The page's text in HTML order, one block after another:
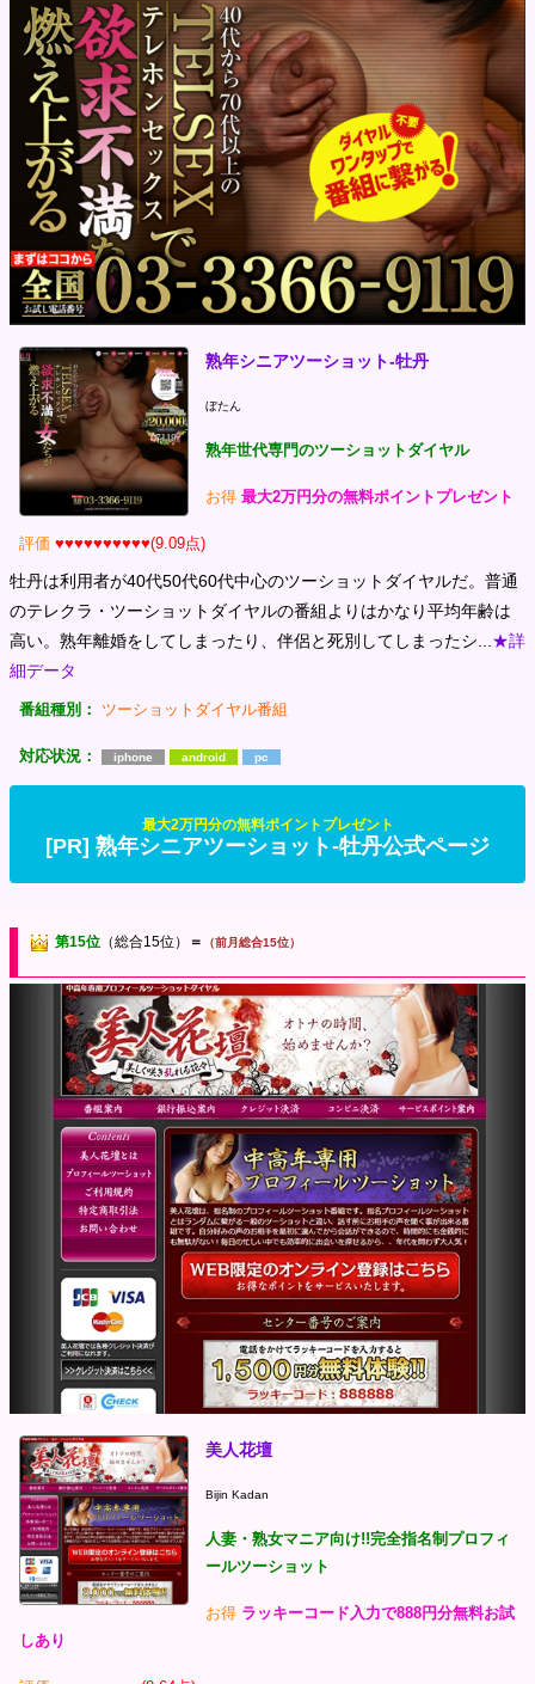
熟年シニアツーショット-牡丹
ぼたん
熟年世代専門のツーショットダイヤル
お得 最大2万円分の無料ポイントプレゼント
評価 ♥♥♥♥♥♥♥♥♥♥(9.09点)
牡丹は利用者が40代50代60代中心のツーショットダイヤルだ。普通
のテレクラ・ツーショットダイヤルの番組よりはかなり平均年齢は
高い。熟年離婚をしてしまったり、伴侶と死別してしまったシ... ★詳
細データ
番組種別： ツーショットダイヤル番組
対応状況： iphone android pc
最大2万円分の無料ポイントプレゼント
[PR] 熟年シニアツーショット-牡丹公式ページ
第15位 （総合15位） ＝ （前月総合15位）
美人花壇
Bijin Kadan
人妻・熟女マニア向け!!完全指名制プロフィ
ールツーショット
お得 ラッキーコード入力で888円分無料お試
しあり